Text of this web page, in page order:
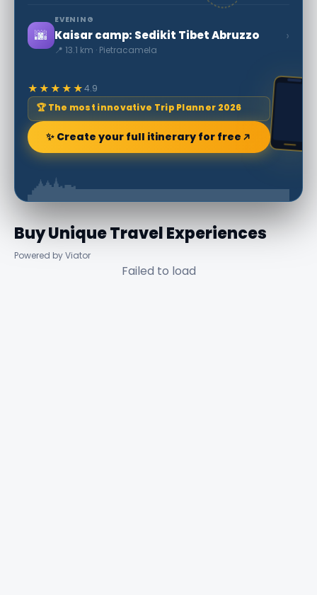
🌆
EVENING
Kaisar camp: Sedikit Tibet Abruzzo
📍 13.1 km · Pietracamela
›
★★★★★4.9
🏆 The most innovative Trip Planner 2026
✨ Create your full itinerary for free
Buy Unique Travel Experiences
Powered by Viator
Failed to load